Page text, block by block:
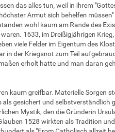
das alles tun, weil in ihrem
Armut sich behelfen
wohl kaum am Rande des
1633, im Dreißigjährigen
viele Felder im Eigentum des
in der Kriegsnot zum Teil
erholt hatte und man daran
kaum greifbar. Materielle Sorgen
gesichert und selbstverständlich
Mystik, den die Gründerin
1528 wirkten als Tradition